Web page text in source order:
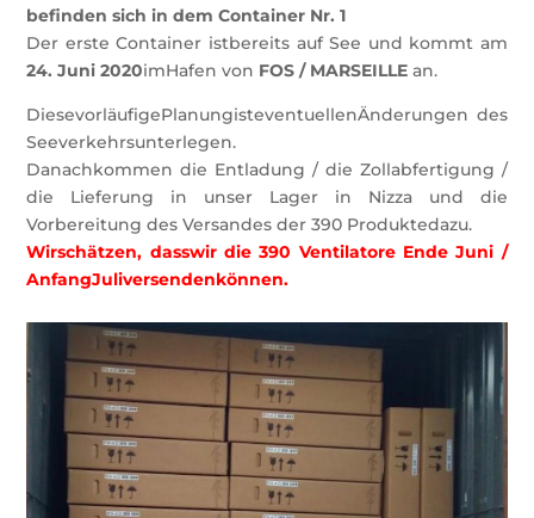
befinden sich in dem Container Nr. 1
Der erste Container istbereits auf See und kommt am
24. Juni 2020imHafen von FOS / MARSEILLE an.
DiesevorläufigePlanungisteventuellenÄnderungen des
Seeverkehrsunterlegen.
Danachkommen die Entladung / die Zollabfertigung /
die Lieferung in unser Lager in Nizza und die
Vorbereitung des Versandes der 390 Produktedazu.
Wirschätzen, dasswir die 390 Ventilatore Ende Juni /
AnfangJuliversendenkönnen.